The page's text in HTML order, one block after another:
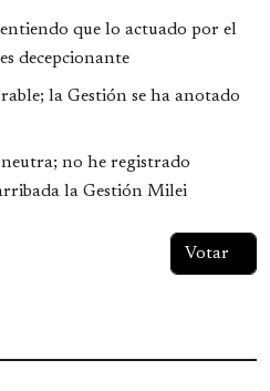
que lo actuado por el
decepcionante
la Gestión se ha anotado
no he registrado
la Gestión Milei